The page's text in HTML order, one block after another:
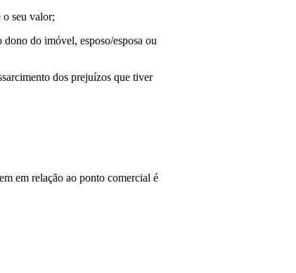
seu valor;
do imóvel, esposo/esposa ou
dos prejuízos que tiver
em relação ao ponto comercial é